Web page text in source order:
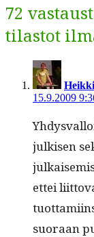
72
tilastot
15.9.2009
julkisen
ettei
suo­raan